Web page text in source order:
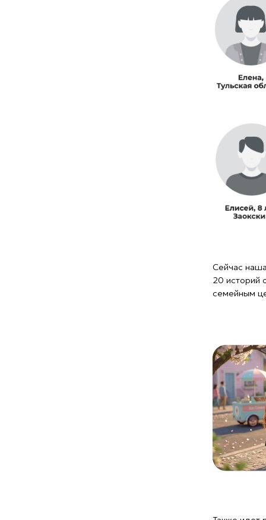
Сейчас наша
20 историй о
семейным
Также идет
продолжит цикл
и их родителям.
со взрослым.
серией.